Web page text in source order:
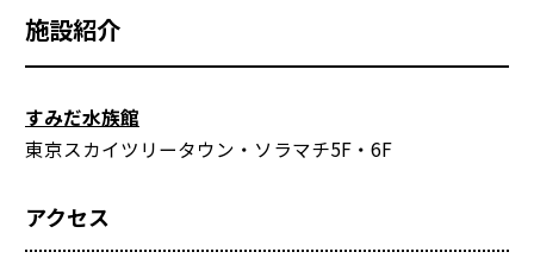
施設紹介
すみだ水族館
東京スカイツリータウン・ソラマチ5F・6F
アクセス